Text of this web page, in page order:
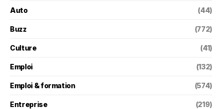
Auto (44)
Buzz (772)
Culture (41)
Emploi (132)
Emploi & formation (574)
Entreprise (219)